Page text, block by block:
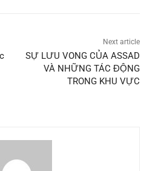
Next article
SỰ LƯU VONG CỦA ASSAD
VÀ NHỮNG TÁC ĐỘNG
TRONG KHU VỰC